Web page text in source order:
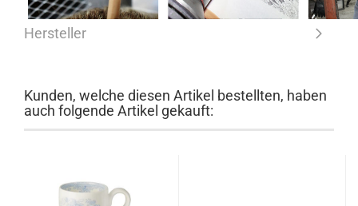
Hersteller
Kunden, welche diesen Artikel bestellten, haben
auch folgende Artikel gekauft: